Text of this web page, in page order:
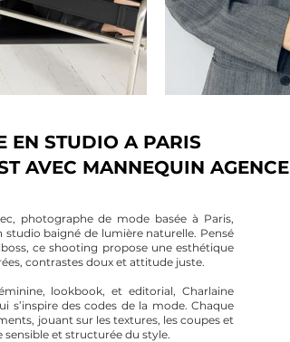
EN STUDIO A PARIS
AVEC MANNEQUIN AGENCE
photographe de mode basée à Paris,
studio baigné de lumière naturelle. Pensé
ce shooting propose une esthétique
contrastes doux et attitude juste.
lookbook, et editorial, Charlaine
s’inspire des codes de la mode. Chaque
jouant sur les textures, les coupes et
et structurée du style.